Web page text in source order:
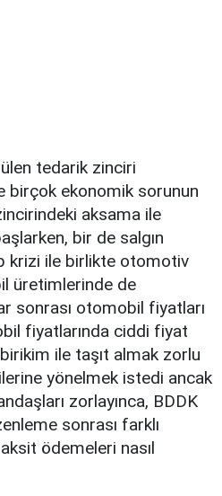
tedarik zinciri
birçok ekonomik sorunun
aksama ile
bir de salgın
krizi ile birlikte otomotiv
üretimlerinde de
sonrası otomobil fiyatları
fiyatlarında ciddi fiyat
ile taşıt almak zorlu
yönelmek istedi ancak
zorlayınca, BDDK
sonrası farklı
ödemeleri nasıl